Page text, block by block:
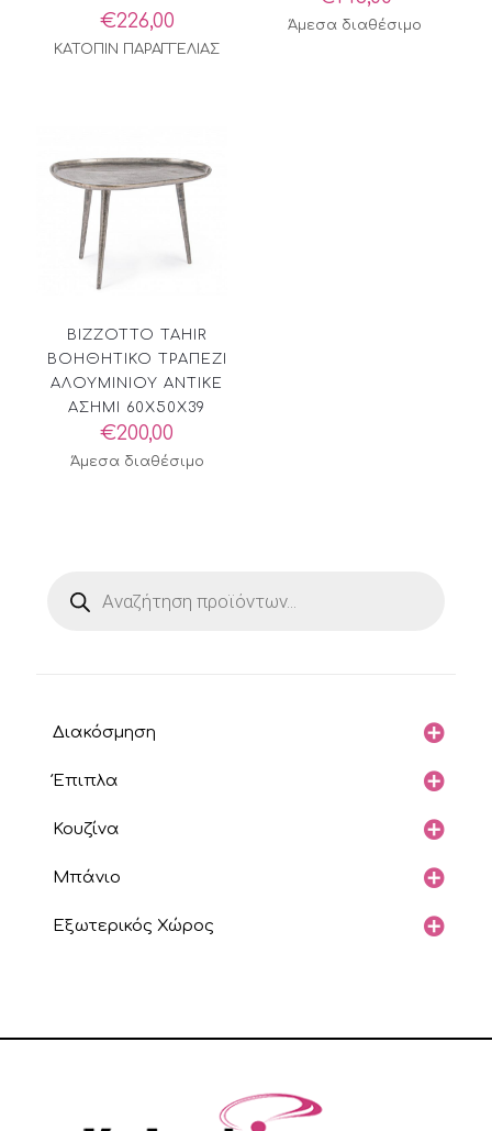
€226,00
ΚΑΤΟΠΙΝ ΠΑΡΑΓΓΕΛΙΑΣ
Άμεσα διαθέσιμο
BIZZOTTO TAHIR
ΒΟΗΘΗΤΙΚΟ ΤΡΑΠΕΖΙ
ΑΛΟΥΜΙΝΙΟΥ ΑΝΤΙΚΕ
ΑΣΗΜΙ 60X50X39
€200,00
Άμεσα διαθέσιμο
search
Διακόσμηση
Έπιπλα
Κουζίνα
Μπάνιο
Εξωτερικός Χώρος